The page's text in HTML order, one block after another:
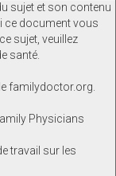
sujet et son contenu
ce document vous
sujet, veuillez
santé.
familydoctor.org.
Physicians
travail sur les